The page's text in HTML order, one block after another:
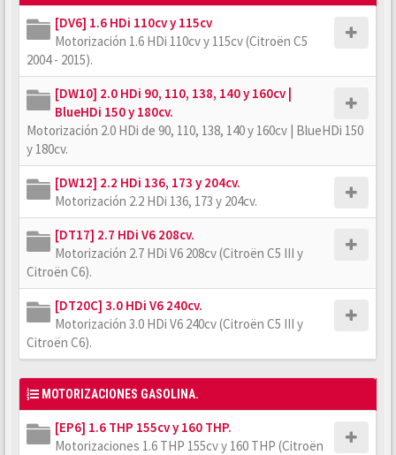
[DV6] 1.6 HDi 110cv y 115cv
Motorización 1.6 HDi 110cv y 115cv (Citroën C5
2004 - 2015).
[DW10] 2.0 HDi 90, 110, 138, 140 y 160cv |
BlueHDi 150 y 180cv.
Motorización 2.0 HDi de 90, 110, 138, 140 y 160cv | BlueHDi 150
y 180cv.
[DW12] 2.2 HDi 136, 173 y 204cv.
Motorización 2.2 HDi 136, 173 y 204cv.
[DT17] 2.7 HDi V6 208cv.
Motorización 2.7 HDi V6 208cv (Citroën C5 III y
Citroën C6).
[DT20C] 3.0 HDi V6 240cv.
Motorización 3.0 HDi V6 240cv (Citroën C5 III y
Citroën C6).
MOTORIZACIONES GASOLINA.
[EP6] 1.6 THP 155cv y 160 THP.
Motorizaciones 1.6 THP 155cv y 160 THP (Citroën